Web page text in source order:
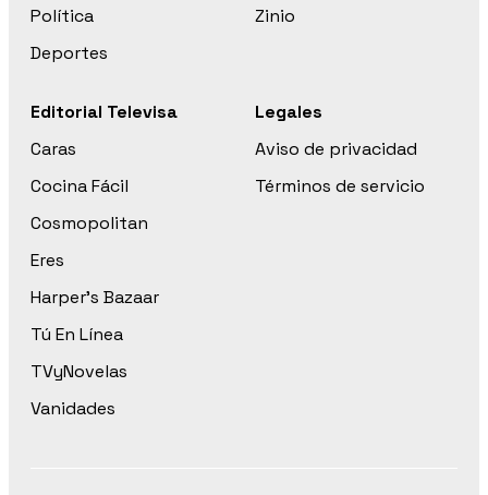
Política
Deportes
Zinio
Editorial Televisa
Caras
Cocina Fácil
Cosmopolitan
Eres
Harper’s Bazaar
Tú En Línea
TVyNovelas
Vanidades
Legales
Aviso de privacidad
Términos de servicio